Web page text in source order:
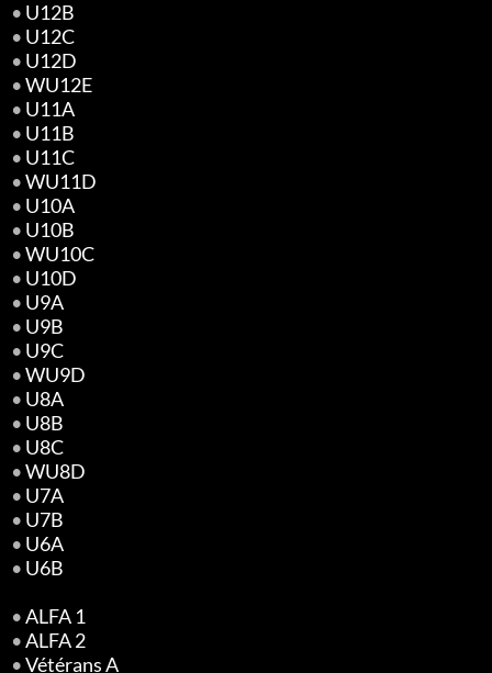
• U12B
• U12C
• U12D
•WU12E
• U11A
• U11B
• U11C
•WU11D
• U10A
• U10B
•WU10C
• U10D
• U9A
• U9B
• U9C
•WU9D
• U8A
• U8B
• U8C
•WU8D
• U7A
• U7B
• U6A
• U6B
•ALFA 1
•ALFA 2
•Vétérans A